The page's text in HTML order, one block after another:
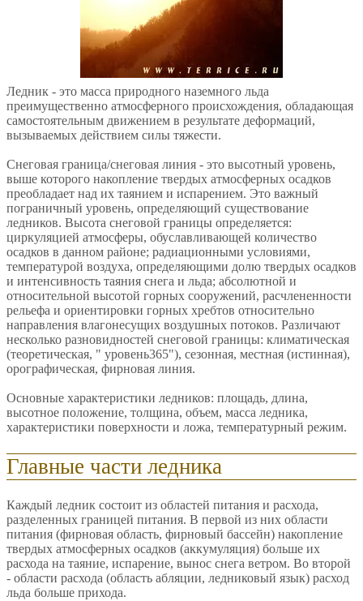
Ледник - это масса природного наземного льда
преимущественно атмосферного происхождения, обладающая
самостоятельным движением в результате деформаций,
вызываемых действием силы тяжести.
Снеговая граница/снеговая линия - это высотный уровень,
выше которого накопление твердых атмосферных осадков
преобладает над их таянием и испарением. Это важный
пограничный уровень, определяющий существование
ледников. Высота снеговой границы определяется:
циркуляцией атмосферы, обуславливающей количество
осадков в данном районе; радиационными условиями,
температурой воздуха, определяющими долю твердых осадков
и интенсивность таяния снега и льда; абсолютной и
относительной высотой горных сооружений, расчлененности
рельефа и ориентировки горных хребтов относительно
направления влагонесущих воздушных потоков. Различают
несколько разновидностей снеговой границы: климатическая
(теоретическая, " уровень365"), сезонная, местная (истинная),
орографическая, фирновая линия.
Основные характеристики ледников: площадь, длина,
высотное положение, толщина, объем, масса ледника,
характеристики поверхности и ложа, температурный режим.
Главные части ледника
Каждый ледник состоит из областей питания и расхода,
разделенных границей питания. В первой из них области
питания (фирновая область, фирновый бассейн) накопление
твердых атмосферных осадков (аккумуляция) больше их
расхода на таяние, испарение, вынос снега ветром. Во второй
- области расхода (область абляции, ледниковый язык) расход
льда больше прихода.